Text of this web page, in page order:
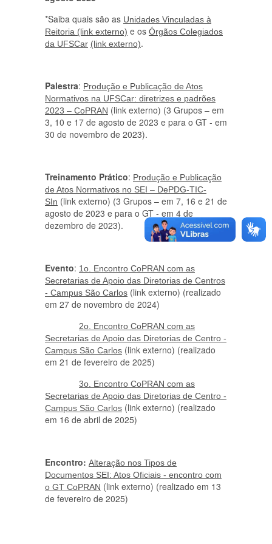
*Saiba quais são as Unidades Vinculadas à
Reitoria (link externo) e os Órgãos Colegiados
da UFSCar (link externo).
Palestra: Produção e Publicação de Atos
Normativos na UFSCar: diretrizes e padrões
2023 – CoPRAN (link externo) (3 Grupos – em
3, 10 e 17 de agosto de 2023 e para o GT - em
30 de novembro de 2023).
Treinamento Prático: Produção e Publicação
de Atos Normativos no SEI – DePDG-TIC-
SIn (link externo) (3 Grupos – em 7, 16 e 21 de
agosto de 2023 e para o GT - em 4 de
dezembro de 2023).
Evento: 1o. Encontro CoPRAN com as
Secretarias de Apoio das Diretorias de Centros
- Campus São Carlos (link externo) (realizado
em 27 de novembro de 2024)
2o. Encontro CoPRAN com as
Secretarias de Apoio das Diretorias de Centro -
Campus São Carlos (link externo) (realizado
em 21 de fevereiro de 2025)
3o. Encontro CoPRAN com as
Secretarias de Apoio das Diretorias de Centro -
Campus São Carlos (link externo) (realizado
em 16 de abril de 2025)
Encontro: Alteração nos Tipos de
Documentos SEI: Atos Oficiais - encontro com
o GT CoPRAN (link externo) (realizado em 13
de fevereiro de 2025)